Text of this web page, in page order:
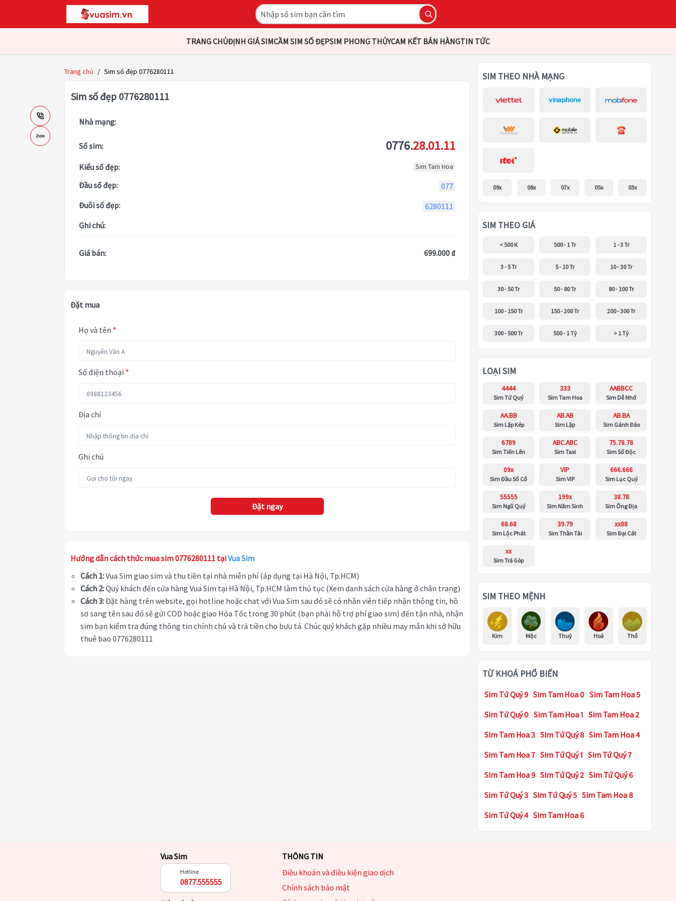
TRANG CHỦĐỊNH GIÁ SIMCẦM SIM SỐ ĐẸPSIM PHONG THỦYCAM KẾT BÁN HÀNGTIN TỨC
Trang chủ / Sim số đẹp 0776280111
Sim số đẹp 0776280111
Nhà mạng:
Số sim: 0776.28.01.11
Kiểu số đẹp: Sim Tam Hoa
Đầu số đẹp:
077
Đuôi số đẹp:
6280111
Ghi chú:
Giá bán: 699.000 ₫
Đặt mua
Họ và tên *
Số điện thoại *
Địa chỉ
Ghi chú
Đặt ngay
Hướng dẫn cách thức mua sim 0776280111 tạiVua Sim
Cách 1:Vua Sim giao sim và thu tiền tại nhà miễn phí (áp dụng tại Hà Nội, Tp.HCM)
Cách 2:Quý khách đến cửa hàng Vua Sim tại Hà Nội, Tp.HCM làm thủ tục (Xem danh sách cửa hàng ở chân trang)
Cách 3:Đặt hàng trên website, gọi hotline hoặc chat với Vua Sim sau đó sẽ có nhân viên tiếp nhận thông tin, hồ
sơ sang tên sau đó sẽ gửi COD hoặc giao Hỏa Tốc trong 30 phút (bạn phải hỗ trợ phí giao sim) đến tận nhà, nhận
sim bạn kiểm tra đúng thông tin chính chủ và trả tiền cho bưu tá. Chúc quý khách gặp nhiều may mắn khi sở hữu
thuê bao 0776280111
SIM THEO NHÀ MẠNG
09x 08x 07x 05x 03x
SIM THEO GIÁ
< 500 K 500 - 1 Tr 1 - 3 Tr
3 - 5 Tr 5 - 10 Tr 10 - 30 Tr
30 - 50 Tr 50 - 80 Tr 80 - 100 Tr
100 - 150 Tr 150 - 200 Tr 200 - 300 Tr
300 - 500 Tr 500 - 1 Tỷ > 1 Tỷ
LOẠI SIM
4444
Sim Tứ Quý
333
Sim Tam Hoa
AABBCC
Sim Dễ Nhớ
AA.BB
Sim Lặp Kép
AB.AB
Sim Lặp
AB.BA
Sim Gánh Đảo
6789
Sim Tiến Lên
ABC.ABC
Sim Taxi
75.78.78
Sim Số Độc
09x
Sim Đầu Số Cổ
VIP
Sim VIP
666.666
Sim Lục Quý
55555
Sim Ngũ Quý
199x
Sim Năm Sinh
38.78
Sim Ông Địa
68.68
Sim Lộc Phát
39.79
Sim Thần Tài
xx88
Sim Đại Cát
xx
Sim Trả Góp
SIM THEO MỆNH
Kim Mộc Thuỷ Hoả Thổ
TỪ KHOÁ PHỔ BIẾN
Sim Tứ Quý 9 Sim Tam Hoa 0 Sim Tam Hoa 5
Sim Tứ Quý 0 Sim Tam Hoa 1 Sim Tam Hoa 2
Sim Tam Hoa 3 Sim Tứ Quý 8 Sim Tam Hoa 4
Sim Tam Hoa 7 Sim Tứ Quý 1 Sim Tứ Quý 7
Sim Tam Hoa 9 Sim Tứ Quý 2 Sim Tứ Quý 6
Sim Tứ Quý 3 Sim Tứ Quý 5 Sim Tam Hoa 8
Sim Tứ Quý 4 Sim Tam Hoa 6
Vua Sim
Hotline
0877.555555
THÔNG TIN
Điều khoản và điều kiện giao dịch
Chính sách bảo mật